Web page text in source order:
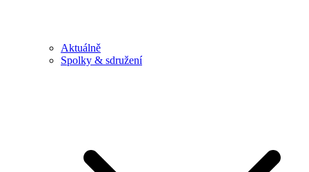
Aktuálně
Spolky & sdružení